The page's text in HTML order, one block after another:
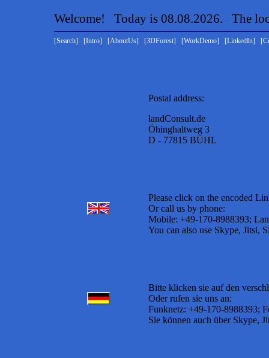
Welcome! Today is 08.08.2026. The
[Search] [Intro] [AboutUs] [3DForest] [WorkDemo] [LinkedIn]
Postal address:
landConsult.de
Öhinghaltweg 3
D - 77815 BÜHL
Please click on the encoded
Or call us by phone:
Mobile: +49-170-8988393;
You can also use Skype, Jitsi,
Bitte klicken sie auf den
Oder rufen sie uns an:
Funknetz: +49-170-8988393;
Sie können auch über Skype,